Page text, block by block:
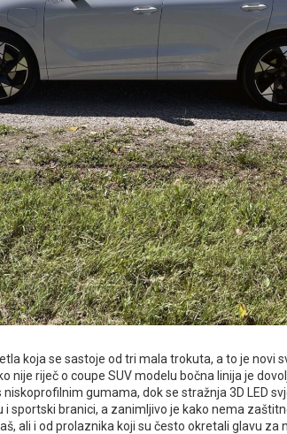
koja se sastoje od tri mala trokuta, a to je novi
nije riječ o coupe SUV modelu bočna linija je
gumama, dok se stražnja 3D LED
i sportski branici, a zanimljivo je kako nema
ali i od prolaznika koji su često okretali glavu za